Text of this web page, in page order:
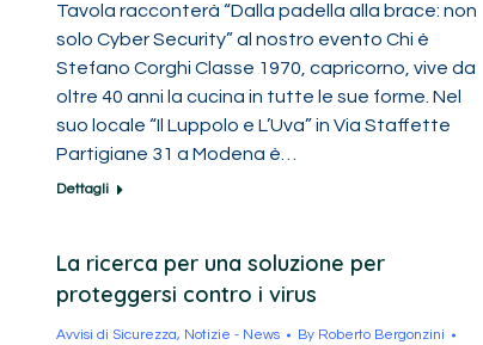
Tavola racconterà “Dalla padella alla brace: non
solo Cyber Security” al nostro evento Chi è
Stefano Corghi Classe 1970, capricorno, vive da
oltre 40 anni la cucina in tutte le sue forme. Nel
suo locale “Il Luppolo e L’Uva” in Via Staffette
Partigiane 31 a Modena è…
Dettagli
La ricerca per una soluzione per
proteggersi contro i virus
Avvisi di Sicurezza, Notizie - News By Roberto Bergonzini